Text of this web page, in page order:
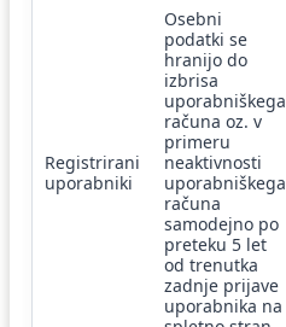
Registrirani
uporabniki
Osebni
podatki se
hranijo do
izbrisa
uporabniškega
računa oz. v
primeru
neaktivnosti
uporabniškega
računa
samodejno po
preteku 5 let
od trenutka
zadnje prijave
uporabnika na